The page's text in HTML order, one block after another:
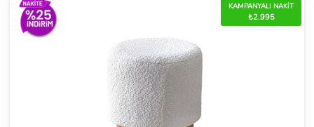
KAMPANYALI NAKİT
₺2.995